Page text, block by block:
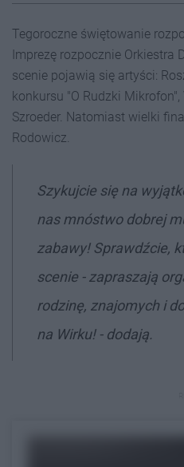
Tegoroczne świętowanie
Imprezę rozpocznie Orkiestra
scenie pojawią się artyści:
konkursu "O Rudzki
Szroeder. Natomiast wielki
Rodowicz.
Szykujcie się na
nas mnóstwo dobrej
zabawy! Sprawdźcie,
scenie - zapraszają
rodzinę, znajomych i
na Wirku! - dodają.